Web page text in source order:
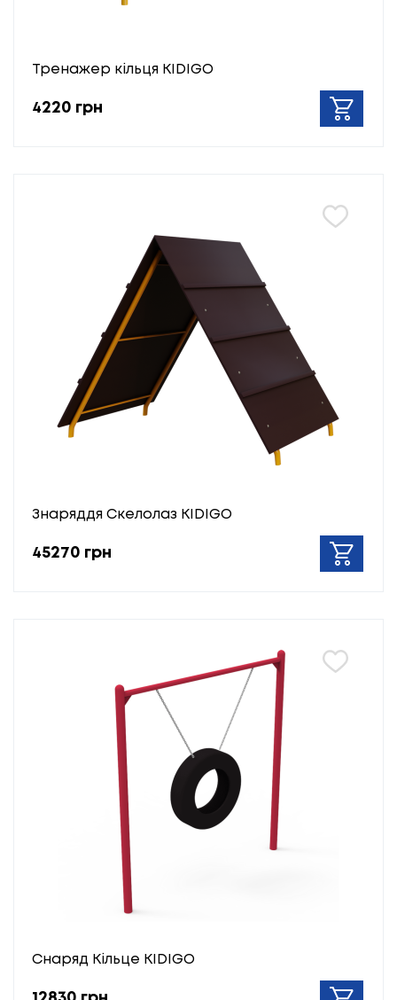
Тренажер кільця KIDIGO
4220 грн
Знаряддя Скелолаз KIDIGO
45270 грн
Снаряд Кільце KIDIGO